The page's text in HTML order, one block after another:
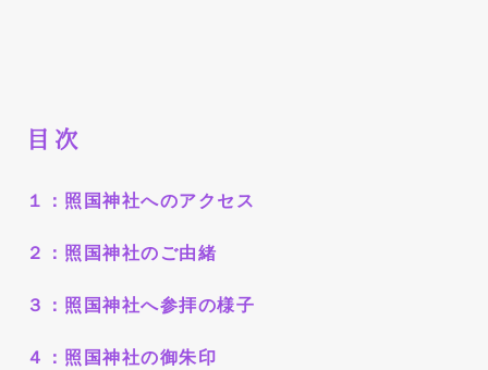
目次
１： 照国神社へのアクセス
２： 照国神社のご由緒
３：照国神社へ参拝の様子
４： 照国神社の御朱印